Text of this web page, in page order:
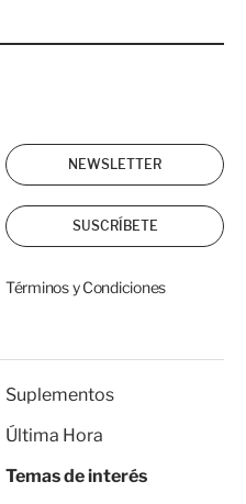
NEWSLETTER
SUSCRÍBETE
Términos y Condiciones
Suplementos
Última Hora
Temas de interés